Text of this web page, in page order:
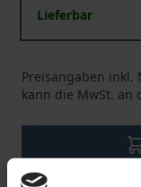
Lieferbar
Preisangaben inkl.
kann die MwSt. an
Zur